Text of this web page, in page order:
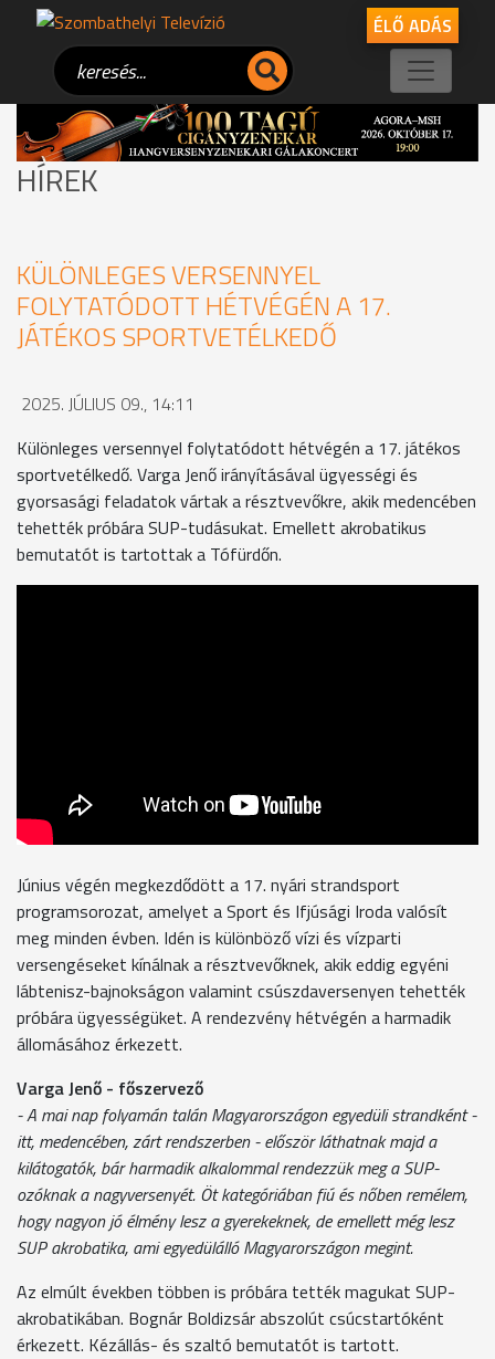
ÉLŐ ADÁS
HÍREK
KÜLÖNLEGES VERSENNYEL
FOLYTATÓDOTT HÉTVÉGÉN A 17.
JÁTÉKOS SPORTVETÉLKEDŐ
2025. JÚLIUS 09., 14:11
Különleges versennyel folytatódott hétvégén a 17. játékos
sportvetélkedő. Varga Jenő irányításával ügyességi és
gyorsasági feladatok vártak a résztvevőkre, akik medencében
tehették próbára SUP-tudásukat. Emellett akrobatikus
bemutatót is tartottak a Tófürdőn.
Június végén megkezdődött a 17. nyári strandsport
programsorozat, amelyet a Sport és Ifjúsági Iroda valósít
meg minden évben. Idén is különböző vízi és vízparti
versengéseket kínálnak a résztvevőknek, akik eddig egyéni
lábtenisz-bajnokságon valamint csúszdaversenyen tehették
próbára ügyességüket. A rendezvény hétvégén a harmadik
állomásához érkezett.
Varga Jenő - főszervező
- A mai nap folyamán talán Magyarországon egyedüli strandként -
itt, medencében, zárt rendszerben - először láthatnak majd a
kilátogatók, bár harmadik alkalommal rendezzük meg a SUP-
ozóknak a nagyversenyét. Öt kategóriában fiú és nőben remélem,
hogy nagyon jó élmény lesz a gyerekeknek, de emellett még lesz
SUP akrobatika, ami egyedülálló Magyarországon megint.
Az elmúlt években többen is próbára tették magukat SUP-
akrobatikában. Bognár Boldizsár abszolút csúcstartóként
érkezett. Kézállás- és szaltó bemutatót is tartott.